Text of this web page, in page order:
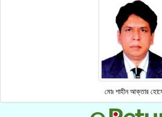
মোঃ শাহীন আক্তার